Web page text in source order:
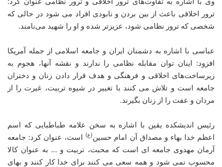
ترور اخلاقی باعث از بین بردن و نابودی افراد می شود در حالی که
شخصی که ترور نظامی شود، عزیزتر شده و او را شهید می‌نامند.
عباسی با اشاره به دشمنان ایران و جامعه اسلامی از جمله آمریکا
افزود: اینان توان مقابله نظامی را ندارند و نقشه آنها، هجوم به
زیرساخت‌های اخلاقی و فرهنگی و هدف قرار دادن زنان و دختران
جامعه است و تلاش می کنند با تغییر در شیوه تربیت، غیرت را از
مردان و عفت را از زنان بگیرند.
رئیس اندیشکده یقین با اشاره به سخن علامه طباطبایی که اسم
اعظم خدا بهاء و مصداق آن امام حسین(ع) است، عنوان کرد: جامعه
آرمان مهدوی جامعه ای است که محبت، تربیت و … به عنوان کالا
محسوب نمی شود و همه سعی می کنند برای خدا کار کنند و بهای